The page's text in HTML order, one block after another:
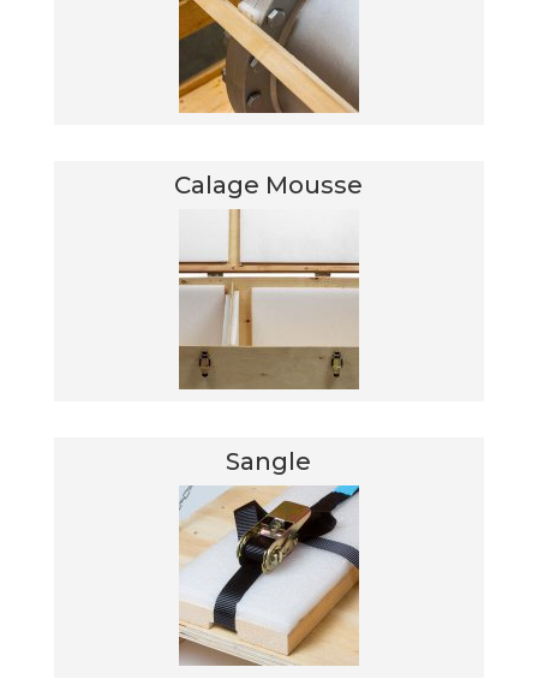
Calage Mousse
Sangle